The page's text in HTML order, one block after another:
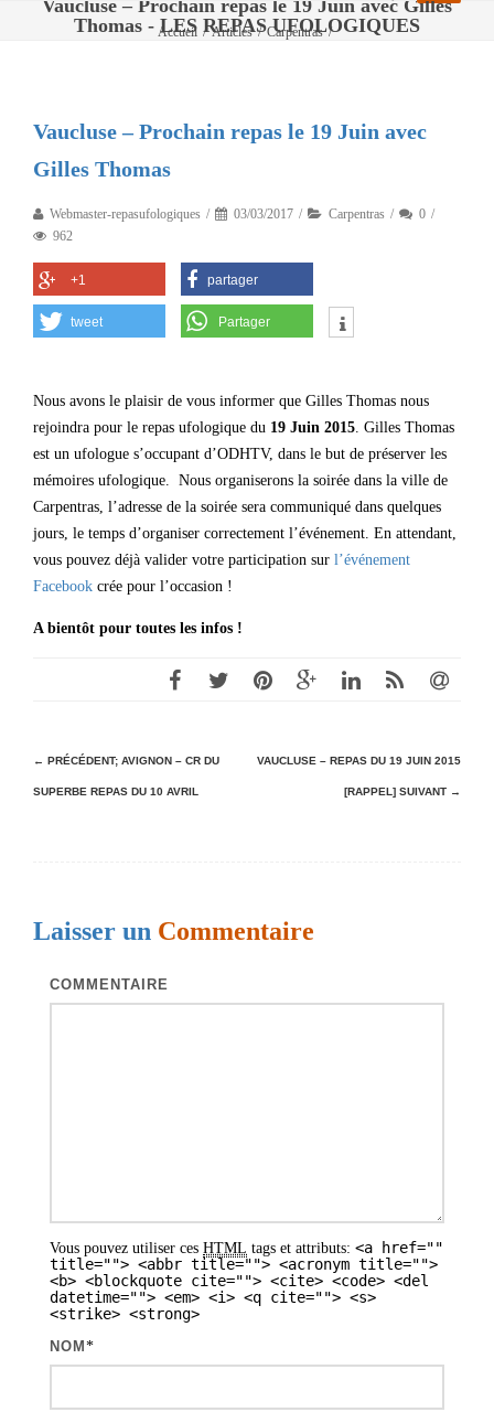
Vaucluse – Prochain repas le 19 Juin avec Gilles
Thomas - LES REPAS UFOLOGIQUES
Accueil / Articles / Carpentras /
Vaucluse – Prochain repas le 19 Juin avec
Gilles Thomas
Webmaster-repasufologiques 03/03/2017 Carpentras
0
962
+1 partager
tweet Partager
Nous avons le plaisir de vous informer que Gilles Thomas nous
rejoindra pour le repas ufologique du 19 Juin 2015. Gilles Thomas
est un ufologue s’occupant d’ODHTV, dans le but de préserver les
mémoires ufologique. Nous organiserons la soirée dans la ville de
Carpentras, l’adresse de la soirée sera communiqué dans quelques
jours, le temps d’organiser correctement l’événement. En attendant,
vous pouvez déjà valider votre participation sur l’événement
Facebook crée pour l’occasion !
A bientôt pour toutes les infos !
N
a
a
← PRÉCÉDENT; AVIGNON – CR DU
SUPERBE REPAS DU 10 AVRIL
VAUCLUSE – REPAS DU 19 JUIN 2015
[RAPPEL] SUIVANT →
Laisser un Commentaire
COMMENTAIRE
Vous pouvez utiliser ces HTML tags et attributs: <a href=""
title=""> <abbr title=""> <acronym title="">
<b> <blockquote cite=""> <cite> <code> <del
datetime=""> <em> <i> <q cite=""> <s>
<strike> <strong>
NOM *